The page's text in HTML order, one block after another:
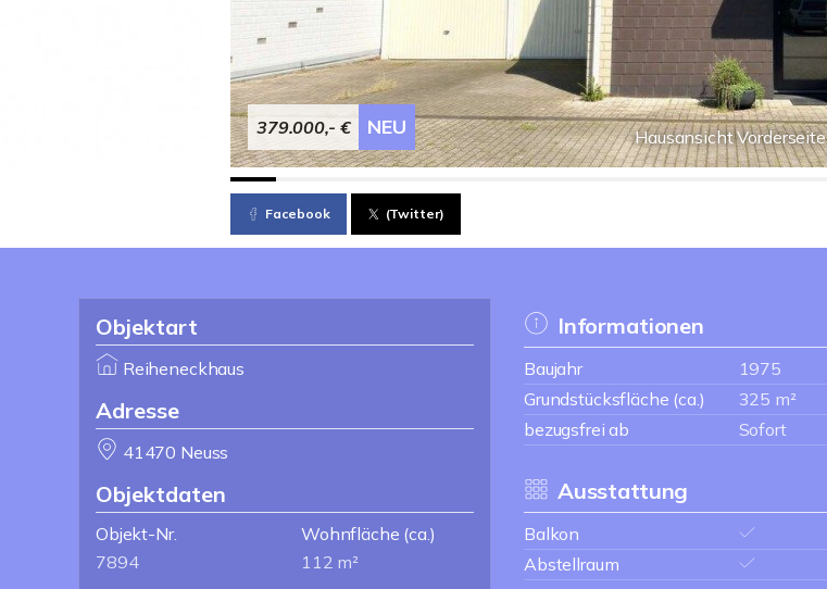
Hausansicht Vorderseite
379.000,- € NEU
Facebook (Twitter)
Objektart
Reiheneckhaus
Adresse
41470 Neuss
Objektdaten
Objekt-Nr.
7894
Wohnfläche (ca.)
112 m²
Informationen
Baujahr 1975
Grundstücksfläche (ca.)
325 m²
bezugsfrei ab
Sofort
Ausstattung
Balkon
Abstellraum